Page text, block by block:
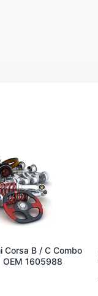
Corsa B / C Combo
OEM 1605988